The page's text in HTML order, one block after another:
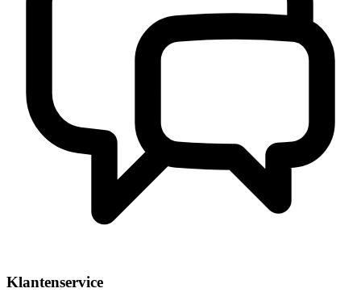
Klantenservice